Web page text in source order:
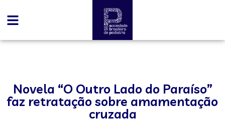
Novela “O Outro Lado do Paraíso”
faz retratação sobre amamentação
cruzada